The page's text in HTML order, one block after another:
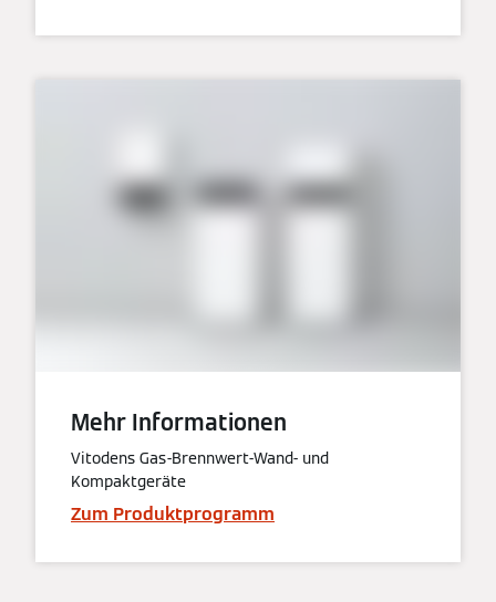
Mehr Informationen
Vitodens Gas-Brennwert-Wand- und
Kompaktgeräte
Zum Produktprogramm